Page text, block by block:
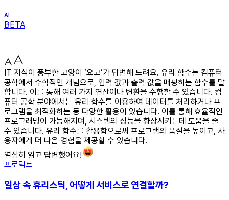
BETA
IT 지식이 풍부한 고양이 ‘요고’가 답변해 드려요. 유리 함수는 컴퓨터
공학에서 수학적인 개념으로, 입력 값과 출력 값을 매핑하는 함수를 말
합니다. 이를 통해 여러 가지 연산이나 변환을 수행할 수 있습니다. 컴
퓨터 공학 분야에서는 유리 함수를 이용하여 데이터를 처리하거나 프
로그램을 최적화하는 등 다양한 활용이 있습니다. 이를 통해 효율적인
프로그래밍이 가능해지며, 시스템의 성능을 향상시키는데 도움을 줄
수 있습니다. 유리 함수를 활용함으로써 프로그램의 품질을 높이고, 사
용자에게 더 나은 경험을 제공할 수 있습니다.
열심히 읽고 답변했어요!
프로덕트
일상 속 휴리스틱, 어떻게 서비스로 연결할까?